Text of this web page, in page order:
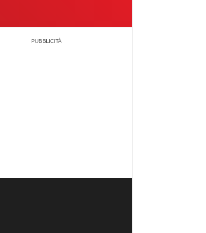
PUBBLICITÀ